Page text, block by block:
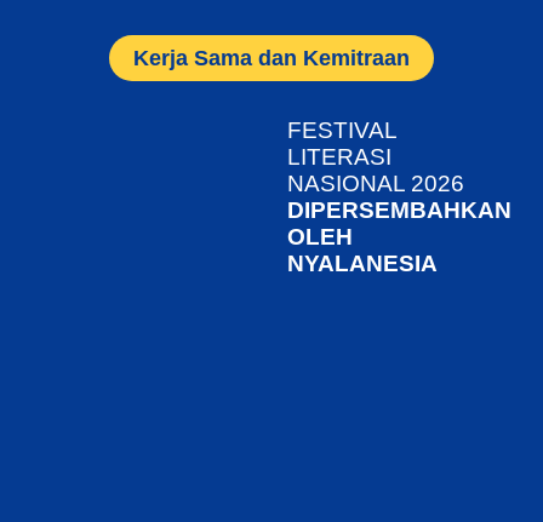
Kerja Sama dan Kemitraan
FESTIVAL
LITERASI
NASIONAL 2026
DIPERSEMBAHKAN
OLEH
NYALANESIA